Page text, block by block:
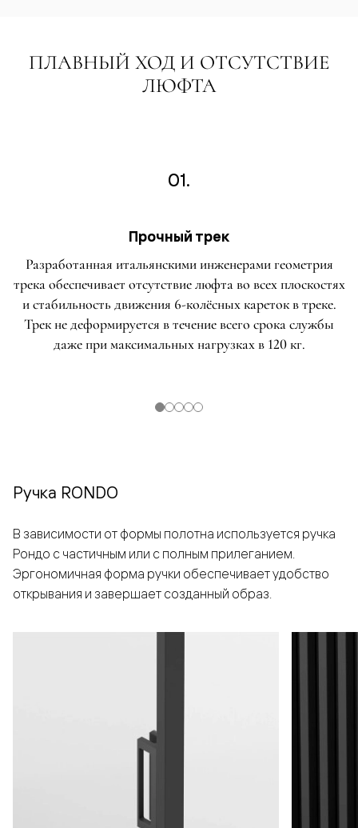
ПЛАВНЫЙ ХОД И ОТСУТСТВИЕ
ЛЮФТА
01.
Прочный трек
Разработанная итальянскими инженерами геометрия
трека обеспечивает отсутствие люфта во всех плоскостях
и стабильность движения 6-колёсных кареток в треке.
Трек не деформируется в течение всего срока службы
даже при максимальных нагрузках в 120 кг.
Ручка RONDO
В зависимости от формы полотна используется ручка
Рондо с частичным или с полным прилеганием.
Эргономичная форма ручки обеспечивает удобство
открывания и завершает созданный образ.